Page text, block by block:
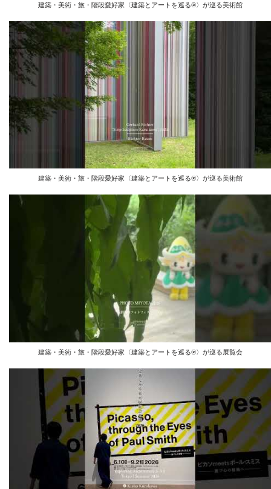
建築・美術・旅・階段愛好家〈建築とアートを巡る®︎〉が巡る美術館
建築・美術・旅・階段愛好家〈建築とアートを巡る®︎〉が巡る美術館
建築・美術・旅・階段愛好家〈建築とアートを巡る®︎〉が巡る展覧会